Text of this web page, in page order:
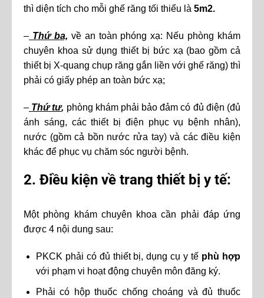
thì diện tích cho mỗi ghế răng tối thiểu là 5m2.
– Thứ ba, về an toàn phóng xạ: Nếu phòng khám
chuyên khoa sử dụng thiết bị bức xạ (bao gồm cả
thiết bị X-quang chụp răng gắn liền với ghế răng) thì
phải có giấy phép an toàn bức xạ;
– Thứ tư, phòng khám phải bảo đảm có đủ điện (đủ
ánh sáng, các thiết bị điện phục vụ bệnh nhân),
nước (gồm cả bồn nước rửa tay) và các điều kiện
khác để phục vụ chăm sóc người bệnh.
2. Điều kiện về trang thiết bị y tế:
Một phòng khám chuyên khoa cần phải đáp ứng
được 4 nội dung sau:
PKCK phải có đủ thiết bị, dụng cụ y tế phù hợp
với phạm vi hoạt động chuyên môn đăng ký.
Phải có hộp thuốc chống choáng và đủ thuốc